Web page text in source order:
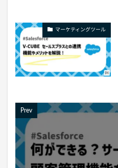
マーケティングツール
Prev